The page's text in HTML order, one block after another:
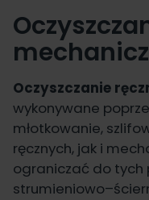
Oczyszczanie
wykonywane
młotkowanie,
ręcznych, jak i
ograniczać do tych